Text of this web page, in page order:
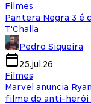
Filmes
Pantera Negra 3 é
T'Challa
Pedro Siqueira
25.jul.26
Filmes
Marvel anuncia
filme do anti-herói